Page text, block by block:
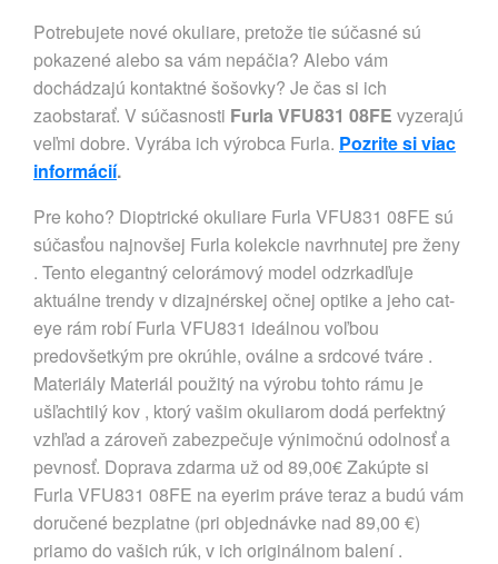
Potrebujete nové okuliare, pretože tie súčasné sú
pokazené alebo sa vám nepáčia? Alebo vám
dochádzajú kontaktné šošovky? Je čas si ich
zaobstarať. V súčasnosti Furla VFU831 08FE vyzerajú
veľmi dobre. Vyrába ich výrobca Furla. Pozrite si viac
informácií.
Pre koho? Dioptrické okuliare Furla VFU831 08FE sú
súčasťou najnovšej Furla kolekcie navrhnutej pre ženy
. Tento elegantný celorámový model odzrkadľuje
aktuálne trendy v dizajnérskej očnej optike a jeho cat-
eye rám robí Furla VFU831 ideálnou voľbou
predovšetkým pre okrúhle, oválne a srdcové tváre .
Materiály Materiál použitý na výrobu tohto rámu je
ušľachtilý kov , ktorý vašim okuliarom dodá perfektný
vzhľad a zároveň zabezpečuje výnimočnú odolnosť a
pevnosť. Doprava zdarma už od 89,00€ Zakúpte si
Furla VFU831 08FE na eyerim práve teraz a budú vám
doručené bezplatne (pri objednávke nad 89,00 €)
priamo do vašich rúk, v ich originálnom balení .